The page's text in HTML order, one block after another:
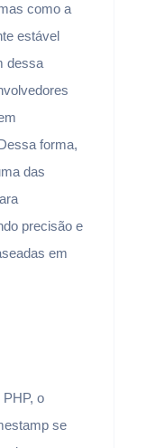
como a
estável
dessa
forma,
das
precisão e
em
o
se